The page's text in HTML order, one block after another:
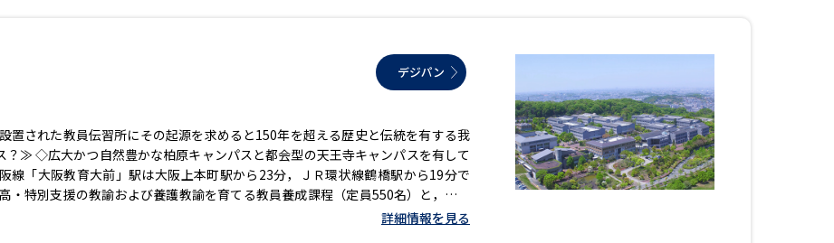
デジパン
された教員伝習所にその起源を求めると150年を超える歴史と伝統を有する我
≫ ◇広大かつ自然豊かな柏原キャンパスと都会型の天王寺キャンパスを有して
「大阪教育大前」駅は大阪上本町駅から23分，ＪＲ環状線鶴橋駅から19分で
特別支援の教諭および養護教諭を育てる教員養成課程（定員550名）と，いわ
びを高いレベルの質で学ぶことのできる教育協働学科（定員350名）を設置して
詳細情報を見る